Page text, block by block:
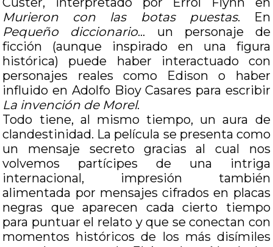
Murieron con las botas puestas. En
Pequeño diccionario… un personaje de
ficción (aunque inspirado en una figura
histórica) puede haber interactuado con
personajes reales como Edison o haber
influido en Adolfo Bioy Casares para escribir
La invención de Morel.
Todo tiene, al mismo tiempo, un aura de
clandestinidad. La película se presenta como
un mensaje secreto gracias al cual nos
volvemos partícipes de una intriga
internacional, impresión también
alimentada por mensajes cifrados en placas
negras que aparecen cada cierto tiempo
para puntuar el relato y que se conectan con
momentos históricos de los más disímiles